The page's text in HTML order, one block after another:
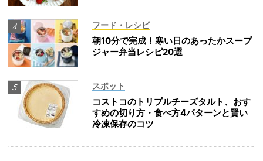
フード・レシピ
朝10分で完成！寒い日のあったかスープ
ジャー弁当レシピ20選
スポット
コストコのトリプルチーズタルト、おす
すめの切り方・食べ方4パターンと賢い
冷凍保存のコツ